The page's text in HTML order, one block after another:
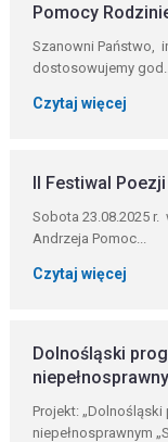
Pomocy
Szanowni Państwo,
dostosowujemy
Czytaj więcej
II Festiwal Poezji
Sobota 23.08.2025 r.
Andrzeja Pomoc...
Czytaj więcej
Dolnośląski
Projekt:
niepełnosprawnym